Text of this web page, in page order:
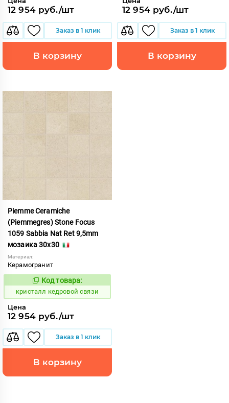
12 954 руб./шт
Заказ в 1 клик
В корзину
12 954 руб./шт
Заказ в 1 клик
В корзину
Piemme Ceramiche
(Piemmegres) Stone Focus
1059 Sabbia Nat Ret 9,5mm
мозаика 30x30
Материал:
Керамогранит
817336
Код товара:
кристалл кедровой связи
Цена
12 954 руб./шт
Заказ в 1 клик
В корзину